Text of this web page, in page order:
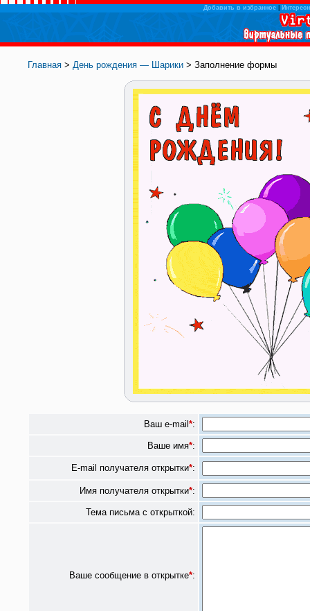
Добавить в избранное|
Главная > День рождения — Шарики > Заполнение формы
Ваш e-mail *:
Ваше имя*:
E-mail получателя открытки*:
Имя получателя открытки*:
Тема письма с открыткой:
Ваше сообщение в открытке*: